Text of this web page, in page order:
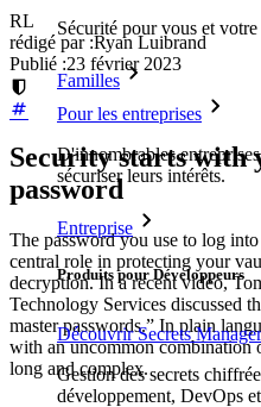
Sécurité pour vous et
Familles
Pour les entreprises
D'innombrables
sécuriser leurs intérêts.
Entreprise
Produits pour Développeurs
Découvrir Secrets Manager
Gestion des secrets
développement, DevOps
RL
rédigé par :Ryan Luibrand
Publié :23 février 2023
Security starts with
password
The password you use to log
central role in protecting your
decryption. In a recent video,
Technology Services discussed
master passwords.” In plain
with an uncommon combination
long and complex.